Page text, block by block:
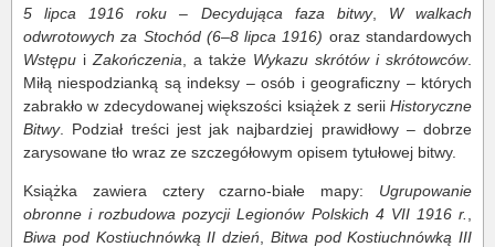
5 lipca 1916 roku – Decydująca faza bitwy, W walkach
odwrotowych za Stochód (6–8 lipca 1916) oraz standardowych
Wstępu i Zakończenia , a także Wykazu skrótów i skrótowców.
Miłą niespodzianką są indeksy – osób i geograficzny – których
zabrakło w zdecydowanej większości książek z serii Historyczne
Bitwy. Podział treści jest jak najbardziej prawidłowy – dobrze
zarysowane tło wraz ze szczegółowym opisem tytułowej bitwy.
Książka zawiera cztery czarno-białe mapy: Ugrupowanie
obronne i rozbudowa pozycji Legionów Polskich 4 VII 1916 r.
Biwa pod Kostiuchnówką II dzień
Bitwa pod Kostiuchnówką III